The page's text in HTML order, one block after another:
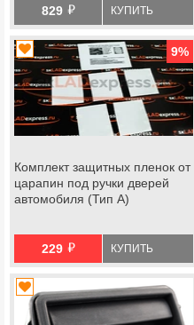
829 й КУПИТЬ
9%
Комплект защитных пленок от
царапин под ручки дверей
автомобиля (Тип А)
229 й КУПИТЬ